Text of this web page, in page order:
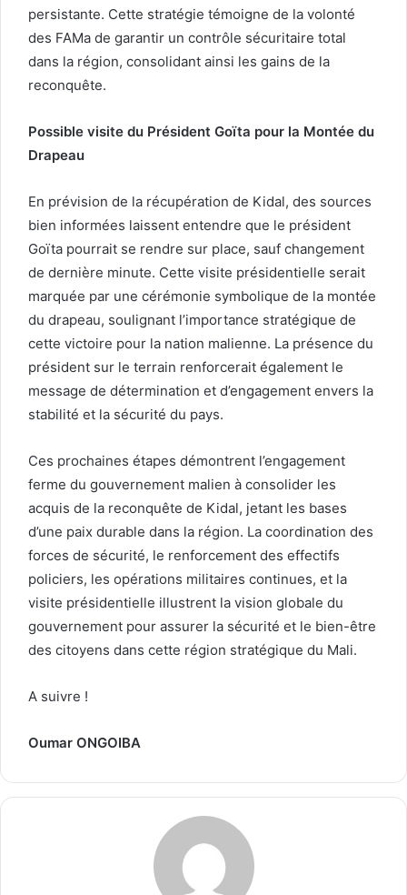
persistante. Cette stratégie témoigne de la volonté
des FAMa de garantir un contrôle sécuritaire total
dans la région, consolidant ainsi les gains de la
reconquête.
Possible visite du Président Goïta pour la Montée du
Drapeau
En prévision de la récupération de Kidal, des sources
bien informées laissent entendre que le président
Goïta pourrait se rendre sur place, sauf changement
de dernière minute. Cette visite présidentielle serait
marquée par une cérémonie symbolique de la montée
du drapeau, soulignant l’importance stratégique de
cette victoire pour la nation malienne. La présence du
président sur le terrain renforcerait également le
message de détermination et d’engagement envers la
stabilité et la sécurité du pays.
Ces prochaines étapes démontrent l’engagement
ferme du gouvernement malien à consolider les
acquis de la reconquête de Kidal, jetant les bases
d’une paix durable dans la région. La coordination des
forces de sécurité, le renforcement des effectifs
policiers, les opérations militaires continues, et la
visite présidentielle illustrent la vision globale du
gouvernement pour assurer la sécurité et le bien-être
des citoyens dans cette région stratégique du Mali.
A suivre !
Oumar ONGOIBA